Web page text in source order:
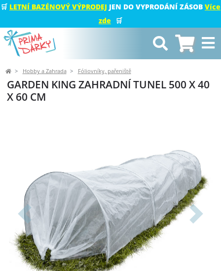
🛒 LETNÍ BAZÉNOVÝ VÝPRODEJ JEN DO VYPRODÁNÍ ZÁSOB Více
zde
🛒
Hobby a Zahrada Fóliovníky, pařeniště
GARDEN KING ZAHRADNÍ TUNEL 500 X 40
X 60 CM
Předchozí Další